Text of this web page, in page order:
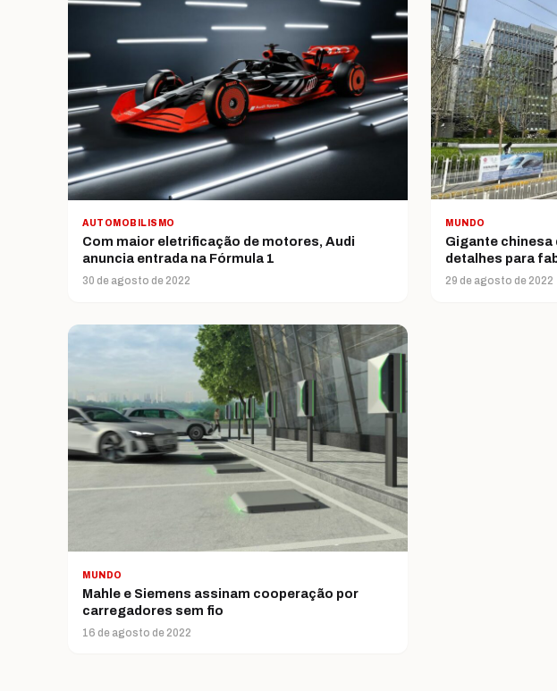
AUTOMOBILISMO
Com maior eletrificação de motores, Audi
anuncia entrada na Fórmula 1
30 de agosto de 2022
MUNDO
Gigante
detalhes para
29 de agosto de 2022
MUNDO
Mahle e Siemens assinam cooperação por
carregadores sem fio
16 de agosto de 2022